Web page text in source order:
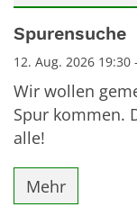
Datum: 12.
Spurensuche
12. Aug. 2026 19:30
Wir wollen
Spur kommen.
alle!
Mehr